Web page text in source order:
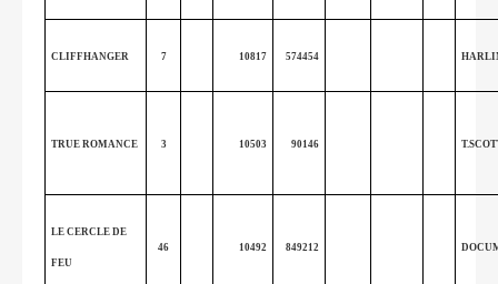
CLIFFHANGER 7 10817 574454
TRUE ROMANCE 3 10503 90146
LE CERCLE DE
FEU
46 10492 849212